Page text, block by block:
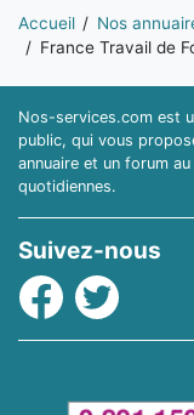
Vous êtes ici:
Accueil Nos
France Travail de
Nos-services.com est
public, qui vous
annuaire et un forum
quotidiennes.
Suivez-nous
Facebook
Twitter